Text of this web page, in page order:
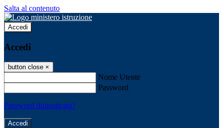
Salta al contenuto
Accedi
Accedi
button close ×
Nome Utente
Password
Password dimenticata?